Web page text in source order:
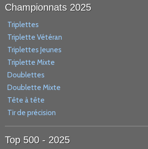
Championnats 2025
Triplettes
Triplette Vétéran
Triplettes Jeunes
Triplette Mixte
Doublettes
Doublette Mixte
Tête à tête
Tir de précision
Top 500 - 2025